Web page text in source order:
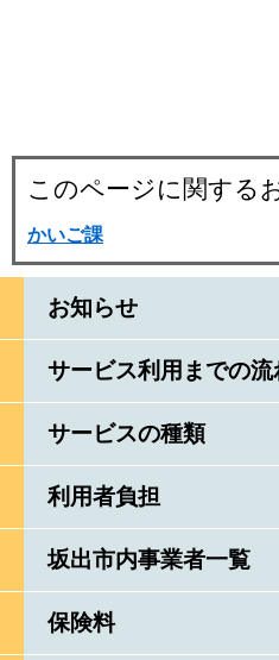
お知らせ
サービス利用までの流
サービスの種類
利用者負担
坂出市内事業者一覧
保険料
このページに関する
かいご課